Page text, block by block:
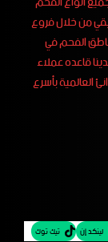
من خلال فروع
الفحم في
نعمل في مجال تصنيع الفحم منذ عام 2009 لدينا قاعده عملاء
العالمية بأسرع
لينكد إن تيك توك